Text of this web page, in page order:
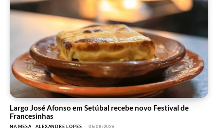
Largo José Afonso em Setúbal recebe novo Festival de
Francesinhas
NA MESA ALEXANDRE LOPES - 06/08/2026